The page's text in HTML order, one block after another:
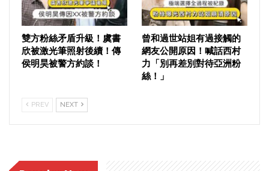
雙方粉絲矛盾升級！虞書
欣被激光筆照射後續！傳
侯明昊被警方約談！
曾和過世站姐有過接觸的
網友公開原因！喊話西村
力「別再差別對待亞洲粉
絲！」
PREV NEXT